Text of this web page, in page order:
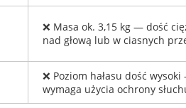
❌ Masa ok. 3,15 kg — dość
nad głową lub w ciasnych
❌ Poziom hałasu dość
wymaga użycia ochrony